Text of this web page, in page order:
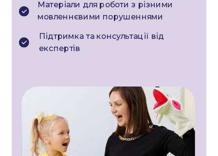
Підтримка та консультації від
експертів
Матеріали для роботи з різними
мовленнєвими порушеннями